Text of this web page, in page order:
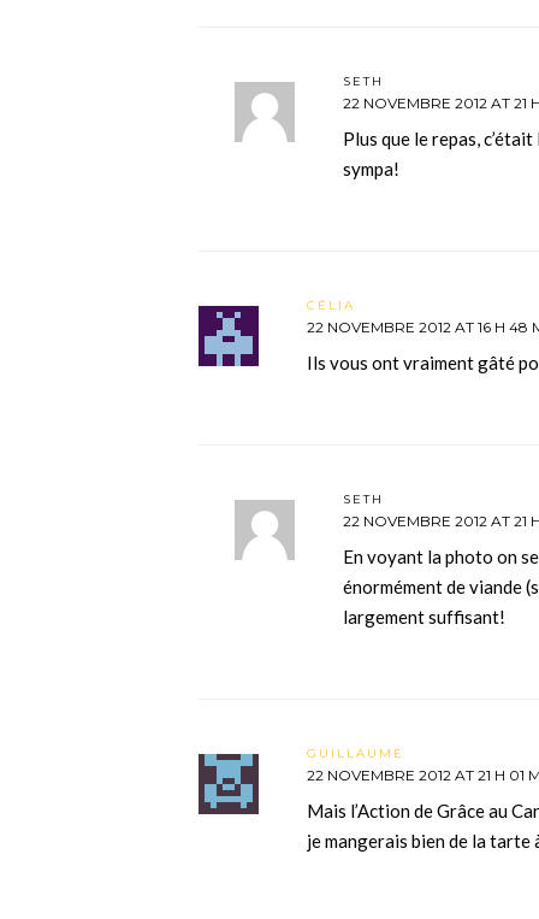
SETH
22 NOVEMBRE 2012 AT 21
Plus que le repas,
sympa!
CÉLIA
22 NOVEMBRE 2012 AT 16 H 48
Ils vous ont vraiment gâté
SETH
22 NOVEMBRE 2012 AT 21
En voyant la photo on
énormément de viande
largement suffisant!
GUILLAUME
22 NOVEMBRE 2012 AT 21 H 01
Mais l’Action de Grâce au
je mangerais bien de la tarte